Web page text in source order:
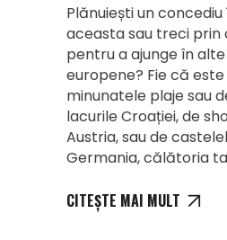
Plănuiești un
aceasta sau treci
pentru a ajunge în
europene? Fie că
minunatele plaje sau
lacurile Croației, de
Austria, sau de
Germania, călătoria
CITEȘTE MAI MULT